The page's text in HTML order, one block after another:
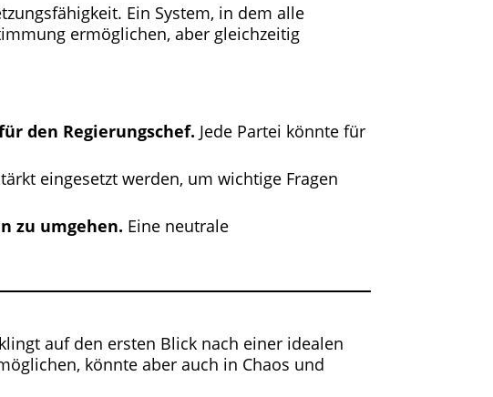
Ein System, in dem alle
ermöglichen, aber gleichzeitig
den Regierungschef. Jede Partei könnte für
eingesetzt werden, um wichtige Fragen
zu umgehen. Eine neutrale
auf den ersten Blick nach einer idealen
könnte aber auch in Chaos und